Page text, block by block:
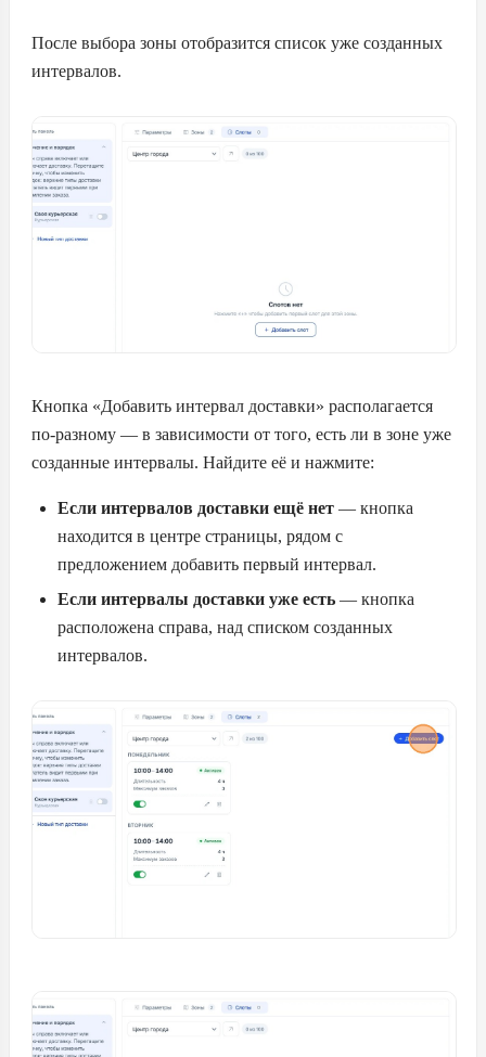
После выбора зоны отобразится список уже созданных
интервалов.
Кнопка «Добавить интервал доставки» располагается
по-разному — в зависимости от того, есть ли в зоне уже
созданные интервалы. Найдите её и нажмите:
Если интервалов доставки ещё нет — кнопка
находится в центре страницы, рядом с
предложением добавить первый интервал.
Если интервалы доставки уже есть — кнопка
расположена справа, над списком созданных
интервалов.